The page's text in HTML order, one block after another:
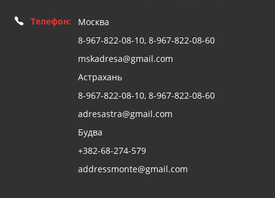
Телефон:
Москва
8-967-822-08-10, 8-967-822-08-60
mskadresa@gmail.com
Астрахань
8-967-822-08-10, 8-967-822-08-60
adresastra@gmail.com
Будва
+382-68-274-579
addressmonte@gmail.com